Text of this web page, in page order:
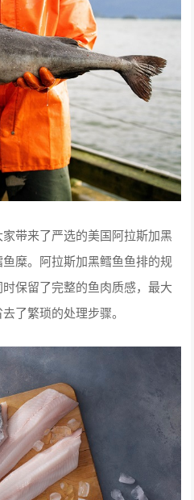
带来了严选的美国阿拉斯加黑
糜。阿拉斯加黑鳕鱼鱼排的规
保留了完整的鱼肉质感，最大
了繁琐的处理步骤。